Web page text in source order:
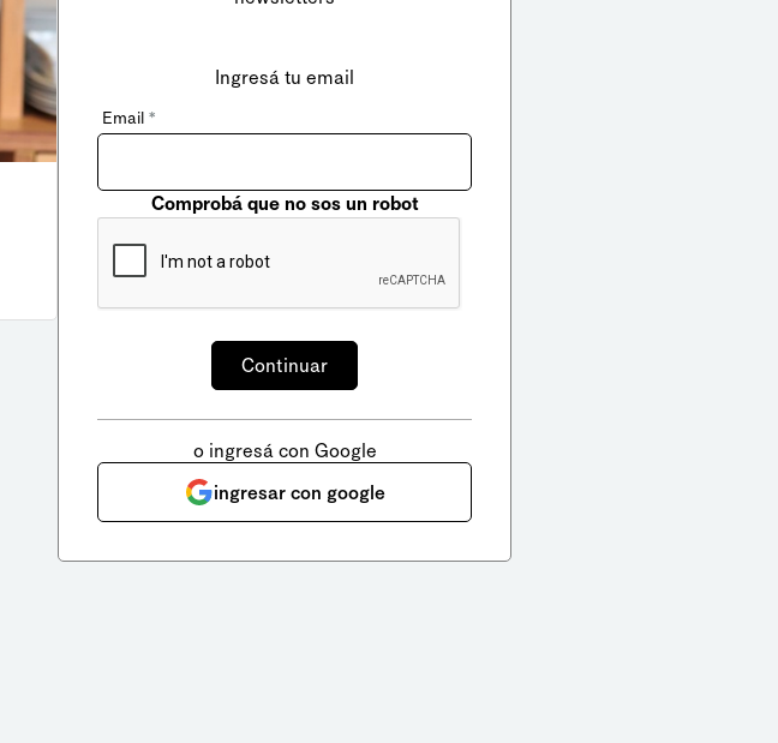
Ingresá tu email
Email *
Comprobá que no sos un robot
o ingresá con Google
ingresar con google